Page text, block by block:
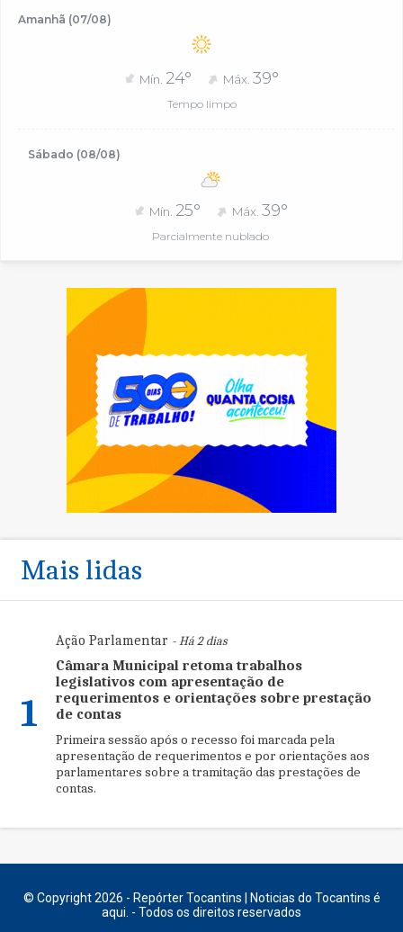
Amanhã (07/08)
Mín. 24° Máx. 39°
Tempo limpo
Sábado (08/08)
Mín. 25° Máx. 39°
Parcialmente nublado
Mais lidas
1
Ação Parlamentar - Há 2 dias
Câmara Municipal retoma trabalhos
legislativos com apresentação de
requerimentos e orientações sobre prestação
de contas
Primeira sessão após o recesso foi marcada pela
apresentação de requerimentos e por orientações aos
parlamentares sobre a tramitação das prestações de
contas.
© Copyright 2026 - Repórter Tocantins | Noticias do Tocantins é
aqui. - Todos os direitos reservados